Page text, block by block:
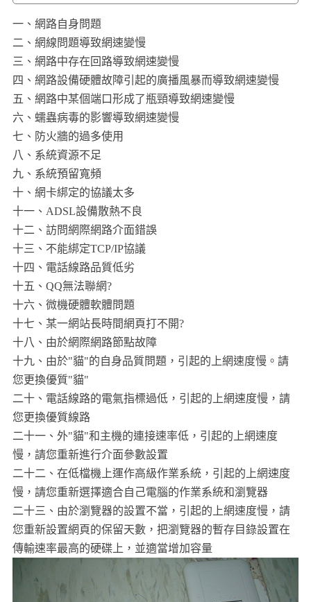
一、網路自身問題
二、網線問題導致網速變慢
三、網路中存在回路導致網速變慢
四、網路設備硬體故障引起的廣播風暴而導致網速變慢
五、網路中某個端口形成了瓶頸導致網速變慢
六、蠕蟲病毒的影響導致網速變慢
七、防火牆的過多使用
八、系統資源不足
九、系統預留寬頻
十、網卡綁定的協議太多
十一、ADSL設備散熱不良
十二、訪問網際網路介面錯誤
十三、不能綁定TCP/IP協議
十四、電話線路品質低劣
十五、QQ無法聯網?
十六、微機硬體軟體問題
十七、某一網站長時間網頁打不開?
十八、由於網際網路節點故障
十九、由於"貓"的自身品質問題，引起的上網速度慢。請
您更換優質"貓"
二十、電話線路的電氣指標過低，引起的上網速度慢，請
您更換優質線路
二十一、外"貓"和主機的連接速率低，引起的上網速度
慢，請您重新進行介面參數設置
二十二、在低檔機上運作高級作業系統，引起的上網速度
慢，請您重新選擇適合自己電腦的作業系統和瀏覽器
二十三、由於瀏覽器的設置不當，引起的上網速度慢，請
您重新設置網頁的保留天數，把瀏覽器的暫存目錄設置在
傳輸速率最高的硬碟上，並適當增加容量